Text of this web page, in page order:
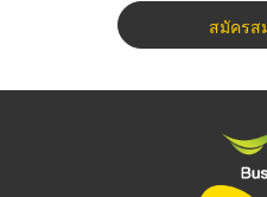
สมัครส